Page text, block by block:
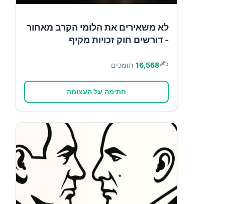
לא משאירים את הלומי הקרב מאחור
- דורשים חוק זכויות מקיף
✍️
16,568 תומכים
חתימה על העצומה